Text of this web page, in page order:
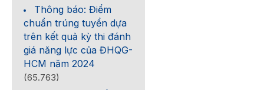
Thông báo: Điểm
chuẩn trúng tuyển dựa
trên kết quả kỳ thi đánh
giá năng lực của ĐHQG-
HCM năm 2024
(65.763)